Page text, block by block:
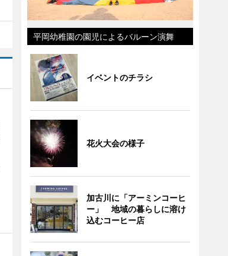
平岡幼稚園の園児によるバルーン演舞
イベントのチラシ
花火大会の様子
加古川に「アーミンコーヒ
ー」 地域の暮らしに溶け
込むコーヒー店